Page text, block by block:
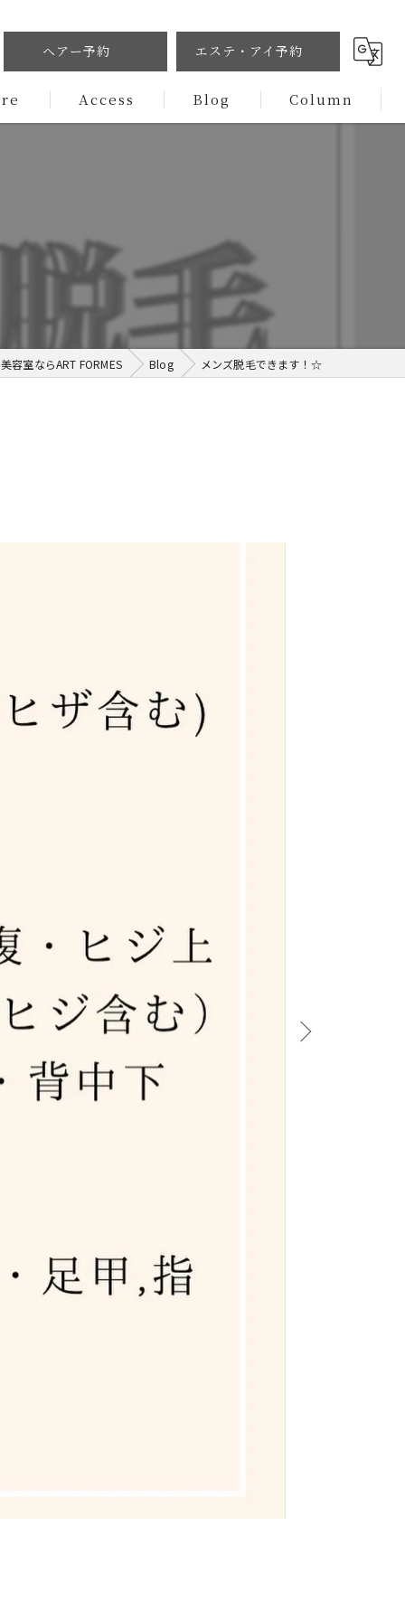
ヘアー予約 エステ・アイ予約
Access Blog Column
容室ならART FORMES Blog メンズ脱毛できます！☆